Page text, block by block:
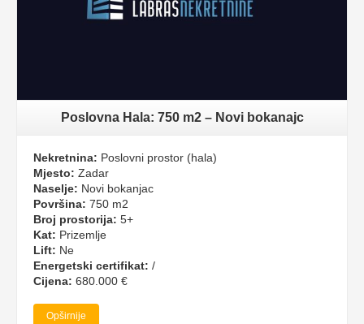
Poslovna Hala: 750 m2 – Novi bokanajc
Nekretnina: Poslovni prostor (hala)
Mjesto: Zadar
Naselje: Novi bokanjac
Površina: 750 m2
Broj prostorija: 5+
Kat: Prizemlje
Lift: Ne
Energetski certifikat: /
Cijena: 680.000 €
Opširnije